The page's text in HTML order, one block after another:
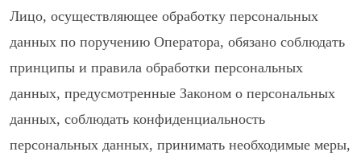
Лицо, осуществляющее обработку персональных
данных по поручению Оператора, обязано соблюдать
принципы и правила обработки персональных
данных, предусмотренные Законом о персональных
данных, соблюдать конфиденциальность
персональных данных, принимать необходимые меры,